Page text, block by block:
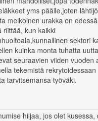
yms päälle,joten
melkoinen urakka on
riittää, kun kaikki
sektori
kuinka monta tuhatta uutta
seuraavien viiden vuoden
tekemistä rekrytoidessaan
tarvitsemansa työväki.
hiljaa, jos olet kusessa,